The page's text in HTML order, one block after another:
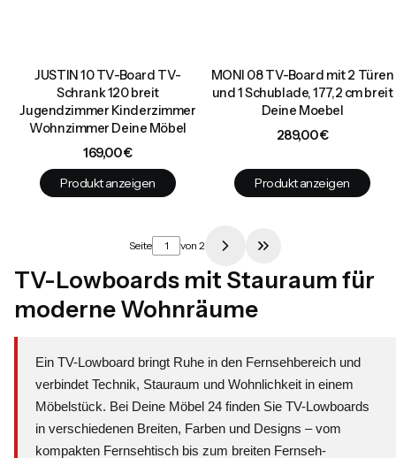
JUSTIN 10 TV-Board TV-
Schrank 120 breit
Jugendzimmer Kinderzimmer
Wohnzimmer Deine Möbel
Preis
169,00 €
Produkt anzeigen
MONI 08 TV-Board mit 2 Türen
und 1 Schublade, 177,2 cm breit
Deine Moebel
Preis
289,00 €
Produkt anzeigen
Seite von 2 Zur letzten
TV-Lowboards mit Stauraum für
moderne Wohnräume
Ein TV-Lowboard bringt Ruhe in den Fernsehbereich und
verbindet Technik, Stauraum und Wohnlichkeit in einem
Möbelstück. Bei Deine Möbel 24 finden Sie TV-Lowboards
in verschiedenen Breiten, Farben und Designs – vom
kompakten Fernsehtisch bis zum breiten Fernseh-